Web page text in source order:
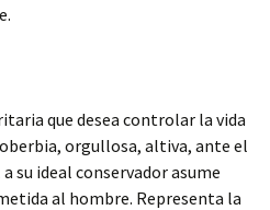
que desea controlar la vida
orgullosa, altiva, ante el
ideal conservador asume
al hombre. Representa la